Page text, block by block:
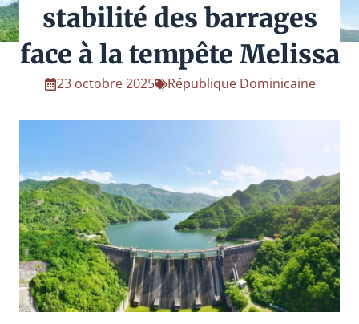
stabilité des barrages
face à la tempête Melissa
23 octobre 2025 République Dominicaine